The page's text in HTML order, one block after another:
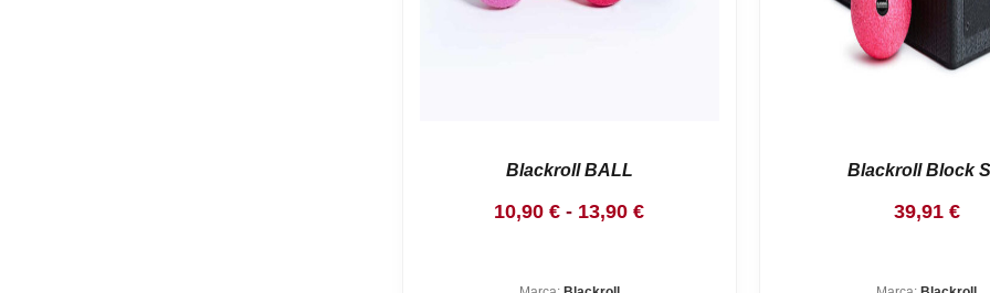
Blackroll BALL
10,90€ - 13,90€Rango
Blackroll Block
39,91 €